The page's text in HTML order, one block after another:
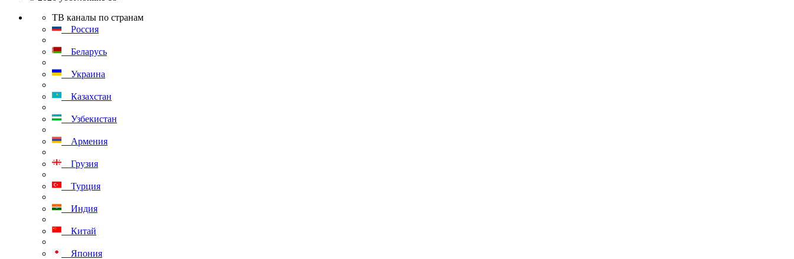
ТВ каналы по странам
Россия
Беларусь
Украина
Казахстан
Узбекистан
Армения
Грузия
Турция
Индия
Китай
Япония